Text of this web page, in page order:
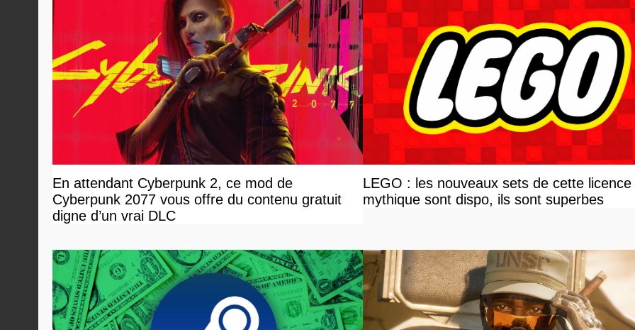
En attendant Cyberpunk 2, ce mod de
Cyberpunk 2077 vous offre du contenu gratuit
digne d’un vrai DLC
LEGO : les nouveaux sets de cette licence
mythique sont dispo, ils sont superbes